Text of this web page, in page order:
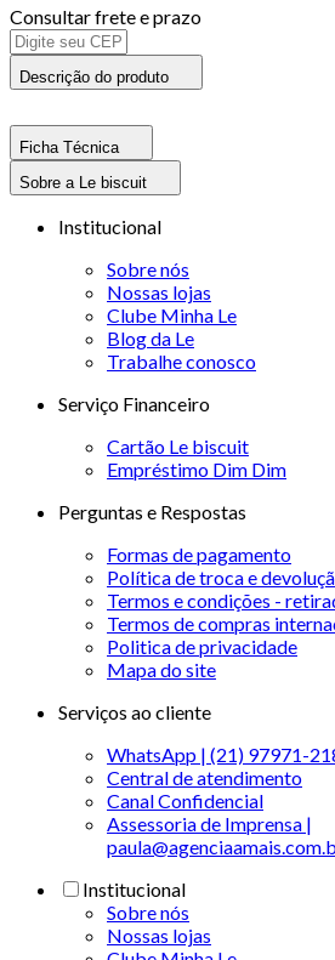
Consultar frete e prazo
Descrição do produto
Ficha Técnica
Sobre a Le biscuit
Institucional
Sobre nós
Nossas lojas
Clube Minha Le
Blog da Le
Trabalhe conosco
Serviço Financeiro
Cartão Le biscuit
Empréstimo Dim Dim
Perguntas e Respostas
Formas de pagamento
Política de troca e
Termos e condições -
Termos de compras
Politica de privacidade
Mapa do site
Serviços ao cliente
WhatsApp | (21) 97971-
Central de atendimento
Canal Confidencial
Assessoria de Imprensa |
Institucional
Sobre nós
Nossas lojas